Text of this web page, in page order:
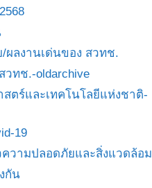
/ผลงานเด่นของ สวทช.
วทช.-oldarchive
ตร์และเทคโนโลยีแห่งชาติ-
19
วามปลอดภัยและสิ่งแวดล้อม
กัน